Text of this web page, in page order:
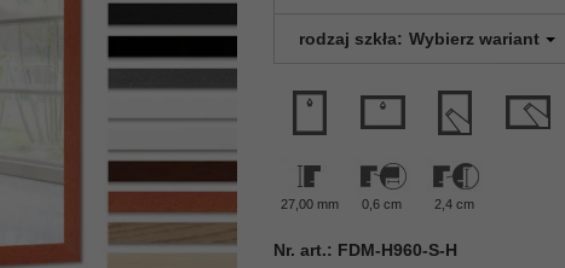
rodzaj szkła: Wybierz wariant
27,00 mm 0,6 cm 2,4 cm
Nr. art.: FDM-H960-S-H